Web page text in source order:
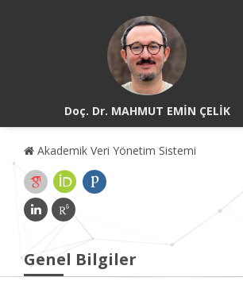
Doç. Dr. MAHMUT EMİN ÇELİK
Akademik Veri Yönetim Sistemi
Genel Bilgiler